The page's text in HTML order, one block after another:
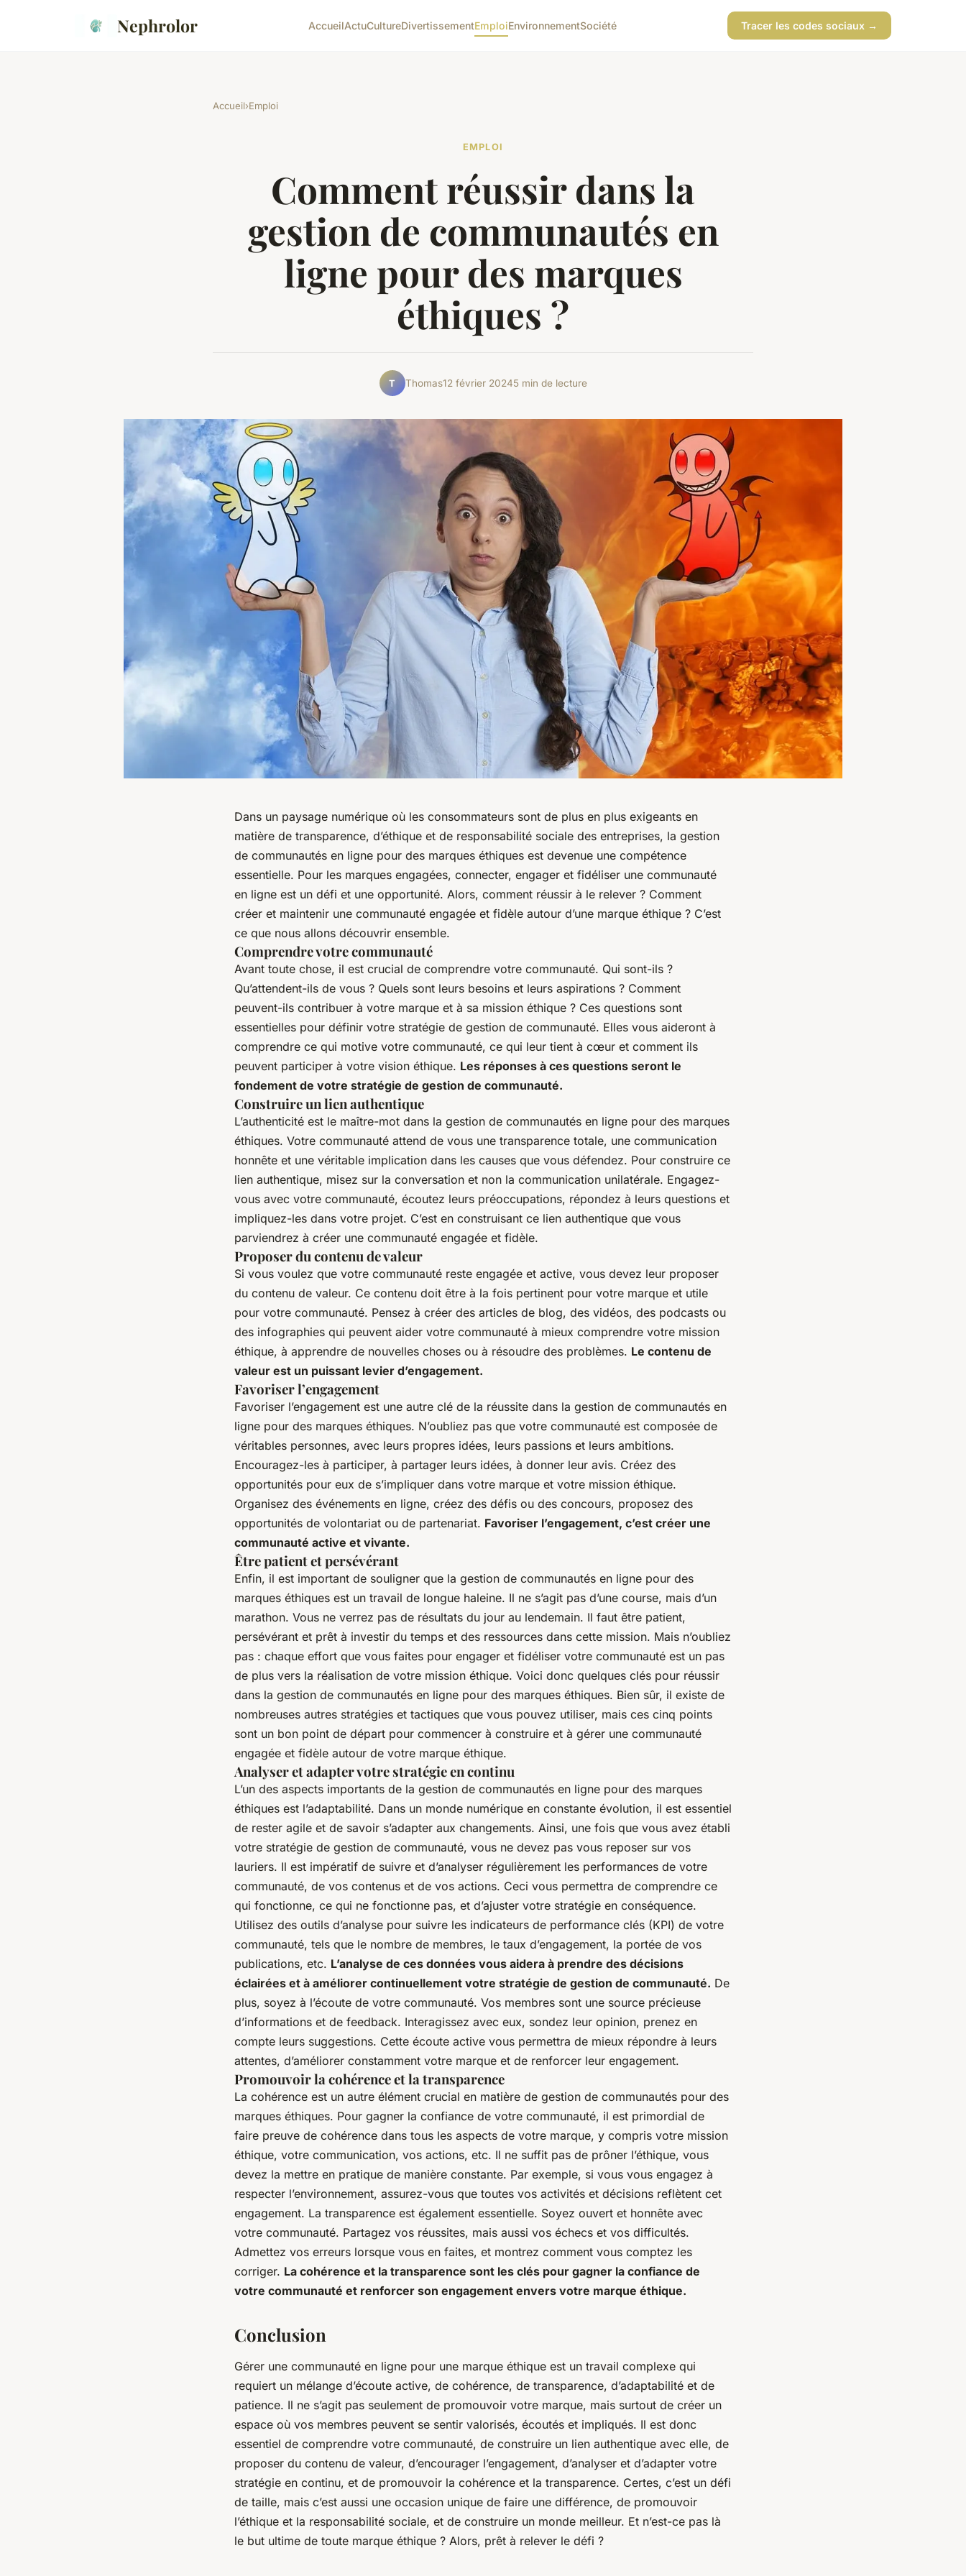
Nephrolor AccueilActuCultureDivertissementEmploiEnvironnementSociété Tracer les codes sociaux →
Accueil›Emploi
EMPLOI
Comment réussir dans la
gestion de communautés en
ligne pour des marques
éthiques ?
T Thomas12 février 20245 min de lecture
Dans un paysage numérique où les consommateurs sont de plus en plus exigeants en
matière de transparence, d’éthique et de responsabilité sociale des entreprises, la gestion
de communautés en ligne pour des marques éthiques est devenue une compétence
essentielle. Pour les marques engagées, connecter, engager et fidéliser une communauté
en ligne est un défi et une opportunité. Alors, comment réussir à le relever ? Comment
créer et maintenir une communauté engagée et fidèle autour d’une marque éthique ? C’est
ce que nous allons découvrir ensemble.
Comprendre votre communauté
Avant toute chose, il est crucial de comprendre votre communauté. Qui sont-ils ?
Qu’attendent-ils de vous ? Quels sont leurs besoins et leurs aspirations ? Comment
peuvent-ils contribuer à votre marque et à sa mission éthique ? Ces questions sont
essentielles pour définir votre stratégie de gestion de communauté. Elles vous aideront à
comprendre ce qui motive votre communauté, ce qui leur tient à cœur et comment ils
peuvent participer à votre vision éthique. Les réponses à ces questions seront le
fondement de votre stratégie de gestion de communauté.
Construire un lien authentique
L’authenticité est le maître-mot dans la gestion de communautés en ligne pour des marques
éthiques. Votre communauté attend de vous une transparence totale, une communication
honnête et une véritable implication dans les causes que vous défendez. Pour construire ce
lien authentique, misez sur la conversation et non la communication unilatérale. Engagez-
vous avec votre communauté, écoutez leurs préoccupations, répondez à leurs questions et
impliquez-les dans votre projet. C’est en construisant ce lien authentique que vous
parviendrez à créer une communauté engagée et fidèle.
Proposer du contenu de valeur
Si vous voulez que votre communauté reste engagée et active, vous devez leur proposer
du contenu de valeur. Ce contenu doit être à la fois pertinent pour votre marque et utile
pour votre communauté. Pensez à créer des articles de blog, des vidéos, des podcasts ou
des infographies qui peuvent aider votre communauté à mieux comprendre votre mission
éthique, à apprendre de nouvelles choses ou à résoudre des problèmes. Le contenu de
valeur est un puissant levier d’engagement.
Favoriser l’engagement
Favoriser l’engagement est une autre clé de la réussite dans la gestion de communautés en
ligne pour des marques éthiques. N’oubliez pas que votre communauté est composée de
véritables personnes, avec leurs propres idées, leurs passions et leurs ambitions.
Encouragez-les à participer, à partager leurs idées, à donner leur avis. Créez des
opportunités pour eux de s’impliquer dans votre marque et votre mission éthique.
Organisez des événements en ligne, créez des défis ou des concours, proposez des
opportunités de volontariat ou de partenariat. Favoriser l’engagement, c’est créer une
communauté active et vivante.
Être patient et persévérant
Enfin, il est important de souligner que la gestion de communautés en ligne pour des
marques éthiques est un travail de longue haleine. Il ne s’agit pas d’une course, mais d’un
marathon. Vous ne verrez pas de résultats du jour au lendemain. Il faut être patient,
persévérant et prêt à investir du temps et des ressources dans cette mission. Mais n’oubliez
pas : chaque effort que vous faites pour engager et fidéliser votre communauté est un pas
de plus vers la réalisation de votre mission éthique. Voici donc quelques clés pour réussir
dans la gestion de communautés en ligne pour des marques éthiques. Bien sûr, il existe de
nombreuses autres stratégies et tactiques que vous pouvez utiliser, mais ces cinq points
sont un bon point de départ pour commencer à construire et à gérer une communauté
engagée et fidèle autour de votre marque éthique.
Analyser et adapter votre stratégie en continu
L’un des aspects importants de la gestion de communautés en ligne pour des marques
éthiques est l’adaptabilité. Dans un monde numérique en constante évolution, il est essentiel
de rester agile et de savoir s’adapter aux changements. Ainsi, une fois que vous avez établi
votre stratégie de gestion de communauté, vous ne devez pas vous reposer sur vos
lauriers. Il est impératif de suivre et d’analyser régulièrement les performances de votre
communauté, de vos contenus et de vos actions. Ceci vous permettra de comprendre ce
qui fonctionne, ce qui ne fonctionne pas, et d’ajuster votre stratégie en conséquence.
Utilisez des outils d’analyse pour suivre les indicateurs de performance clés (KPI) de votre
communauté, tels que le nombre de membres, le taux d’engagement, la portée de vos
publications, etc. L’analyse de ces données vous aidera à prendre des décisions
éclairées et à améliorer continuellement votre stratégie de gestion de communauté. De
plus, soyez à l’écoute de votre communauté. Vos membres sont une source précieuse
d’informations et de feedback. Interagissez avec eux, sondez leur opinion, prenez en
compte leurs suggestions. Cette écoute active vous permettra de mieux répondre à leurs
attentes, d’améliorer constamment votre marque et de renforcer leur engagement.
Promouvoir la cohérence et la transparence
La cohérence est un autre élément crucial en matière de gestion de communautés pour des
marques éthiques. Pour gagner la confiance de votre communauté, il est primordial de
faire preuve de cohérence dans tous les aspects de votre marque, y compris votre mission
éthique, votre communication, vos actions, etc. Il ne suffit pas de prôner l’éthique, vous
devez la mettre en pratique de manière constante. Par exemple, si vous vous engagez à
respecter l’environnement, assurez-vous que toutes vos activités et décisions reflètent cet
engagement. La transparence est également essentielle. Soyez ouvert et honnête avec
votre communauté. Partagez vos réussites, mais aussi vos échecs et vos difficultés.
Admettez vos erreurs lorsque vous en faites, et montrez comment vous comptez les
corriger. La cohérence et la transparence sont les clés pour gagner la confiance de
votre communauté et renforcer son engagement envers votre marque éthique.
Conclusion
Gérer une communauté en ligne pour une marque éthique est un travail complexe qui
requiert un mélange d’écoute active, de cohérence, de transparence, d’adaptabilité et de
patience. Il ne s’agit pas seulement de promouvoir votre marque, mais surtout de créer un
espace où vos membres peuvent se sentir valorisés, écoutés et impliqués. Il est donc
essentiel de comprendre votre communauté, de construire un lien authentique avec elle, de
proposer du contenu de valeur, d’encourager l’engagement, d’analyser et d’adapter votre
stratégie en continu, et de promouvoir la cohérence et la transparence. Certes, c’est un défi
de taille, mais c’est aussi une occasion unique de faire une différence, de promouvoir
l’éthique et la responsabilité sociale, et de construire un monde meilleur. Et n’est-ce pas là
le but ultime de toute marque éthique ? Alors, prêt à relever le défi ?